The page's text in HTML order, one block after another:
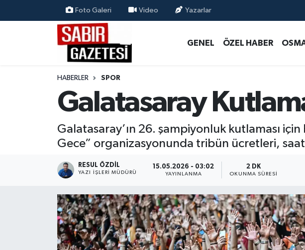
Foto Galeri Video Yazarlar
GENEL ÖZEL HABER
HABERLER SPOR
Galatasaray
Galatasaray’ın 26. şampiyonluk kutlaması
Gece” organizasyonunda tribün ücretleri,
RESUL ÖZDIL
YAZI İŞLERI MÜDÜRÜ
15.05.2026 - 03:02
YAYINLANMA
2 DK
OKUNMA SÜRESI
ÖZEL HABER
MAGAZİN
EKONOMİ
Osmaniye Nöbetçi Eczaneler
Osmaniye Hava Durumu
Süper Lig Puan Durumu ve Fikstür
Tüm Manşetler
Son Dakika Haberleri